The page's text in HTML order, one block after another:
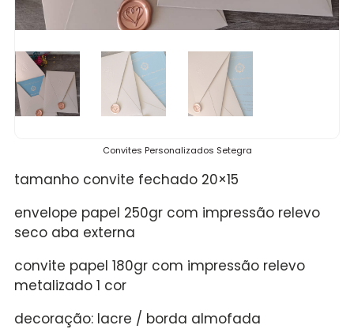
Convites Personalizados Setegra
tamanho convite fechado 20×15
envelope papel 250gr com impressão relevo
seco aba externa
convite papel 180gr com impressão relevo
metalizado 1 cor
decoração: lacre / borda almofada